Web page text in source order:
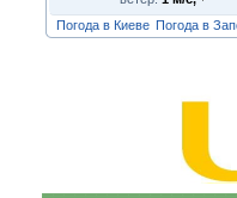
Погода в Киеве Погода в